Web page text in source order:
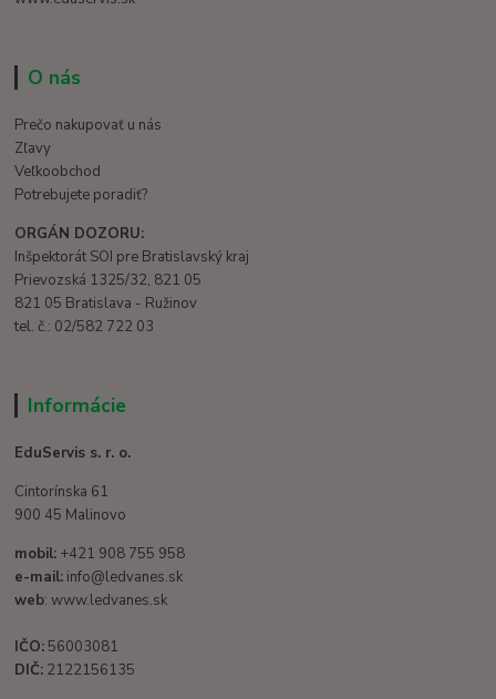
O nás
Prečo nakupovať u nás
Zľavy
Veľkoobchod
Potrebujete poradiť?
ORGÁN DOZORU:
Inšpektorát SOI pre Bratislavský kraj
Prievozská 1325/32, 821 05
821 05 Bratislava - Ružinov
tel. č.: 02/582 722 03
Informácie
EduServis s. r. o.
Cintorínska 61
900 45 Malinovo
mobil: +421 908 755 958
e-mail: info@ledvanes.sk
web: www.ledvanes.sk
IČO: 56003081
DIČ: 2122156135